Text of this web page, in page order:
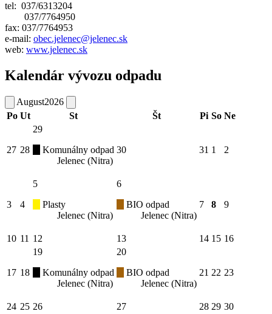
tel: 037/6313204
037/7764950
fax: 037/7764953
e-mail: obec.jelenec@jelenec.sk
web: www.jelenec.sk
Kalendár vývozu odpadu
August2026
Po Ut St Št Pi So Ne
27 28
29
Komunálny odpad
Jelenec (Nitra)
30 31 1 2
3 4
5
Plasty
Jelenec (Nitra)
6
BIO odpad
Jelenec (Nitra)
7 8 9
10 11 12 13 14 15 16
17 18
19
Komunálny odpad
Jelenec (Nitra)
20
BIO odpad
Jelenec (Nitra)
21 22 23
24 25 26 27 28 29 30